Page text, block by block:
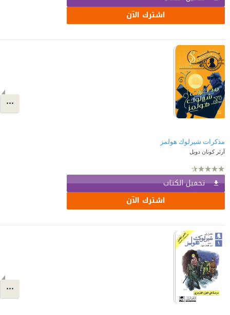
اشترك الآن
مذكرات شيرلوك هولمز
آرثر كونان دويل
تحميل الكتاب
اشترك الآن